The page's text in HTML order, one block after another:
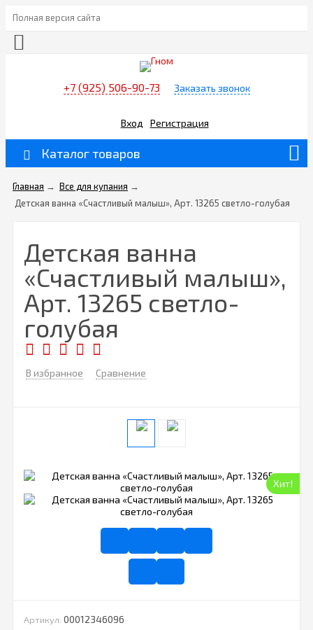
Полная версия сайта
+7 (925) 506-90-73 Заказать звонок
Вход Регистрация
Каталог товаров
Главная → Все для купания →
Детская ванна «Счастливый малыш», Арт. 13265 светло-голубая
Детская ванна
«Счастливый малыш»,
Арт. 13265 светло-
голубая
В избранное Сравнение
Хит!
Артикул: 00012346096